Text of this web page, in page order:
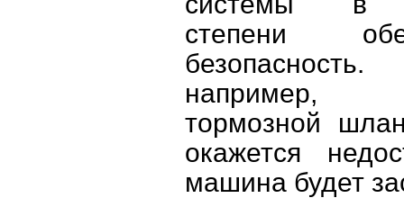
степени
например,
тормозной
окажется
машина будет